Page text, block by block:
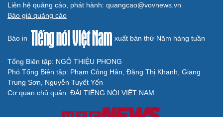
Liên hệ quảng cáo, phát hành: quangcao@vovnews.vn
Báo giá quảng cáo
Báo in xuất bản thứ Năm hàng tuần
Tổng Biên tập: NGÔ THIỆU PHONG
Phó Tổng Biên tập: Phạm Công Hân, Đặng Thị Khanh, Giang
Trung Sơn, Nguyễn Tuyết Yến
Cơ quan chủ quản: ĐÀI TIẾNG NÓI VIỆT NAM